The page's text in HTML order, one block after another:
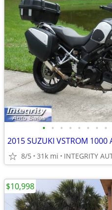
• • • • • • • •
8/5 31k mi INTEGRITY
$10,998